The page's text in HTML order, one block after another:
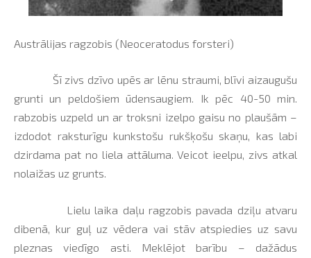
Austrālijas ragzobis (Neoceratodus forsteri)
Šī zivs dzīvo upēs ar lēnu straumi, blīvi aizaugušu
grunti un peldošiem ūdensaugiem. Ik pēc 40-50 min.
rabzobis uzpeld un ar troksni izelpo gaisu no plaušām –
izdodot raksturīgu kunkstošu rukšķošu skaņu, kas labi
dzirdama pat no liela attāluma. Veicot ieelpu, zivs atkal
nolaižas uz grunts.
Lielu laika daļu ragzobis pavada dziļu atvaru
dibenā, kur guļ uz vēdera vai stāv atspiedies uz savu
pleznas viedīgo asti. Meklējot barību – dažādus